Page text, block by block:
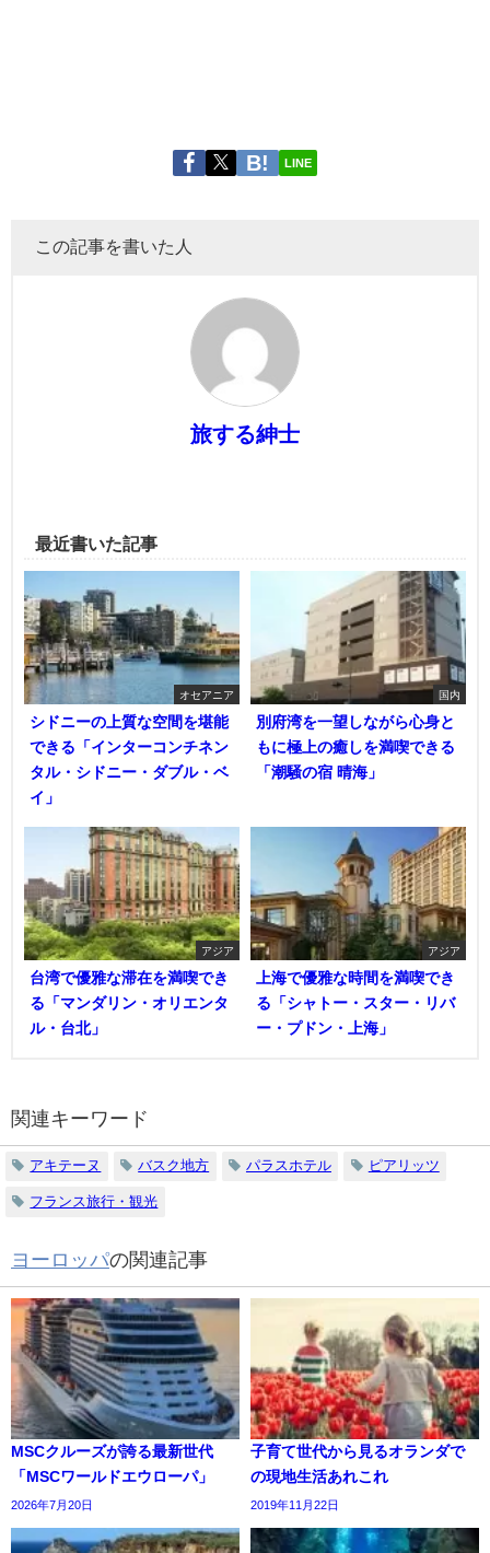
LINE
この記事を書いた人
旅する紳士
最近書いた記事
オセアニア
シドニーの上質な空間を堪能
できる「インターコンチネン
タル・シドニー・ダブル・ベ
イ」
国内
別府湾を一望しながら心身と
もに極上の癒しを満喫できる
「潮騒の宿 晴海」
アジア
台湾で優雅な滞在を満喫でき
る「マンダリン・オリエンタ
ル・台北」
アジア
上海で優雅な時間を満喫でき
る「シャトー・スター・リバ
ー・プドン・上海」
関連キーワード
アキテーヌ バスク地方 パラスホテル ピアリッツ
フランス旅行・観光
ヨーロッパの関連記事
MSCクルーズが誇る最新世代
「MSCワールドエウローパ」
2026年7月20日
子育て世代から見るオランダで
の現地生活あれこれ
2019年11月22日